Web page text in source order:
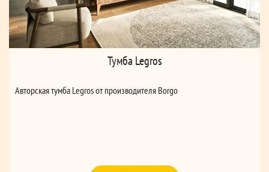
Тумба Legros
Авторская тумба Legros от производителя Borgo